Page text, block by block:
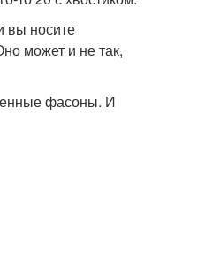
вы носите
может и не так,
фасоны. И